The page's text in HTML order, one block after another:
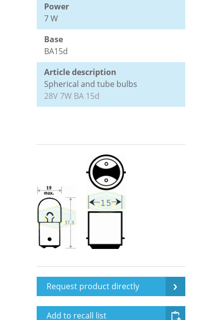
Contact persons
Disclaimer
Terms and conditions
Power
7 W
Base
BA15d
Article description
Spherical and tube bulbs
28V 7W BA 15d
Request product directly
Add to recall list